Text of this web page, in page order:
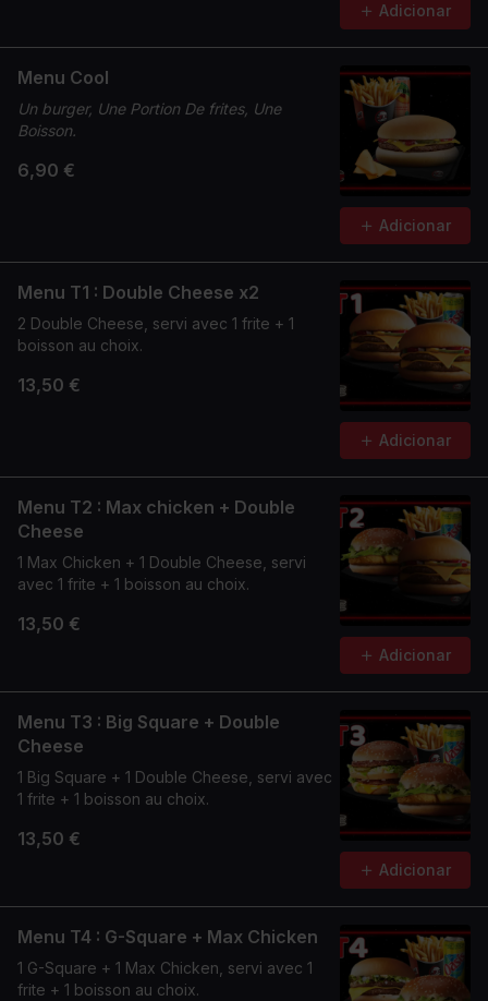
Adicionar
Menu Cool
Un burger, Une Portion De frites, Une
Boisson.
6,90 €
Adicionar
Menu T1 : Double Cheese x2
2 Double Cheese, servi avec 1 frite + 1
boisson au choix.
13,50 €
Adicionar
Menu T2 : Max chicken + Double
Cheese
1 Max Chicken + 1 Double Cheese, servi
avec 1 frite + 1 boisson au choix.
13,50 €
Adicionar
Menu T3 : Big Square + Double
Cheese
1 Big Square + 1 Double Cheese, servi avec
1 frite + 1 boisson au choix.
13,50 €
Adicionar
Menu T4 : G-Square + Max Chicken
1 G-Square + 1 Max Chicken, servi avec 1
frite + 1 boisson au choix.